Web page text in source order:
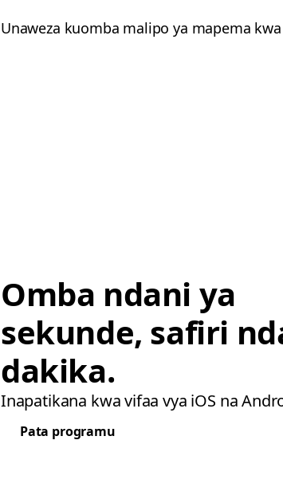
Unaweza kuomba malipo ya mapema
Omba ndani ya
sekunde, safiri
dakika.
Inapatikana kwa vifaa vya iOS na
Pata programu